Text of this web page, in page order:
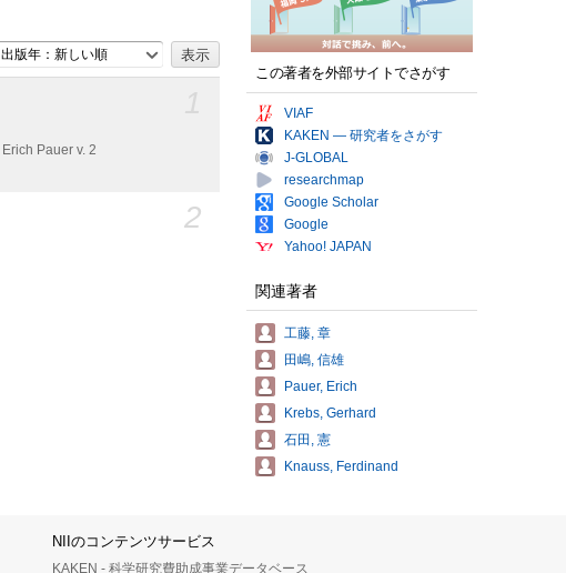
出版年：新しい順
Erich Pauer v. 2
2
この著者を外部サイトでさがす
VIAF
KAKEN — 研究者をさがす
J-GLOBAL
researchmap
Google Scholar
Google
Yahoo! JAPAN
関連著者
工藤, 章
田嶋, 信雄
Pauer, Erich
Krebs, Gerhard
石田, 憲
Knauss, Ferdinand
NIIのコンテンツサービス
KAKEN - 科学研究費助成事業データベース